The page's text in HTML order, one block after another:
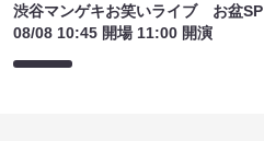
渋谷マンゲキお笑いライブ お盆SP
08/08 10:45 開場 11:00 開演